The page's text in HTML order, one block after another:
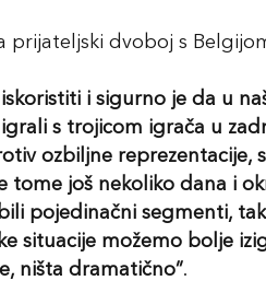
prijateljski dvoboj s
i sigurno je da u
s trojicom igrača u
ozbiljne reprezentacije,
tome još nekoliko dana i
pojedinačni segmenti,
situacije možemo bolje
ništa dramatično”.